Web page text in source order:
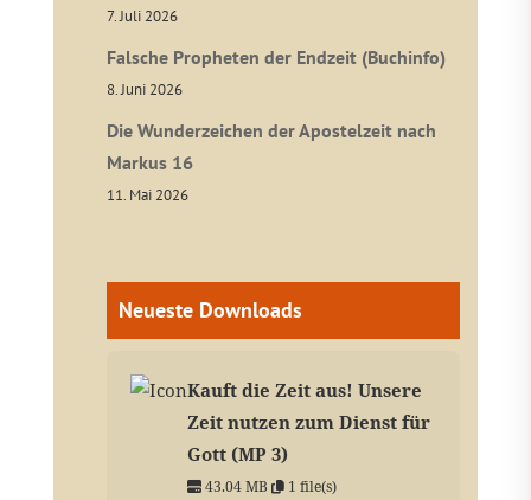
7. Juli 2026
Falsche Propheten der Endzeit (Buchinfo)
8. Juni 2026
Die Wunderzeichen der Apostelzeit nach
Markus 16
11. Mai 2026
Neueste Downloads
Kauft die Zeit aus! Unsere
Zeit nutzen zum Dienst für
Gott (MP 3)
43.04 MB 1 file(s)